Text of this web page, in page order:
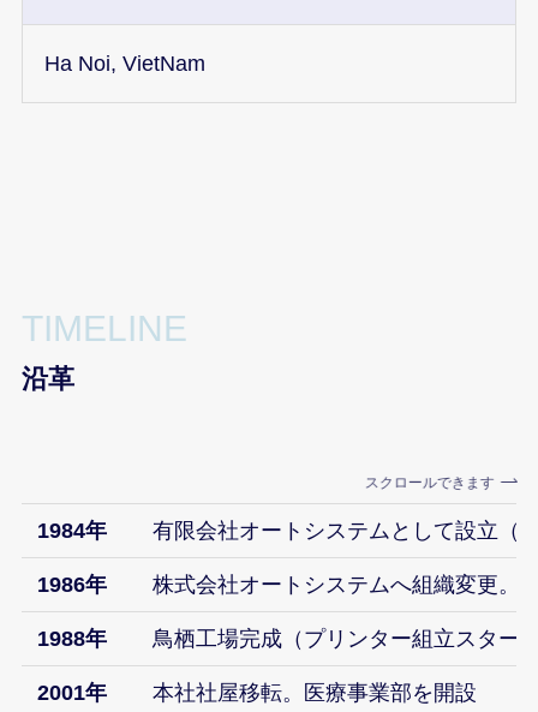
Ha Noi, VietNam
TIMELINE
沿革
スクロールできます
1984年 有限会社オートシステムとして設立（
1986年 株式会社オートシステムへ組織変更。
1988年 鳥栖工場完成（プリンター組立スター
2001年 本社社屋移転。医療事業部を開設